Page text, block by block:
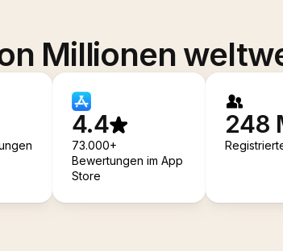
Millionen
4.4
73.000+
Bewertungen im App
Store
248